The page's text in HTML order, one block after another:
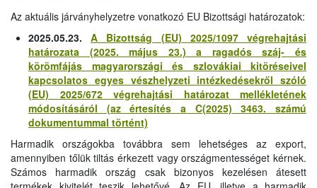
Az aktuális járványhelyzetre vonatkozó EU Bizottsági határozatok:
2025.05.23.A Bizottság (EU) 2025/1097 végrehajtási
határozata (2025. május 23.) a ragadós száj- és
körömfájás magyarországi és szlovákiai kitöréseivel
kapcsolatos egyes vészhelyzeti intézkedésekről szóló
(EU) 2025/672 végrehajtási határozat mellékletének
módosításáról (az értesítés a C(2025) 3463. számú
dokumentummal történt)
Harmadik országokba továbbra sem lehetséges az export,
amennyiben tőlük tiltás érkezett vagy országmentességet kérnek.
Számos harmadik ország csak bizonyos kezelésen átesett